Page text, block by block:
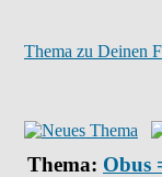
Thema zu Deinen
Thema: Obus